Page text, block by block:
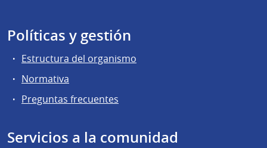
Políticas y gestión
Estructura del organismo
Normativa
Preguntas frecuentes
Servicios a la comunidad